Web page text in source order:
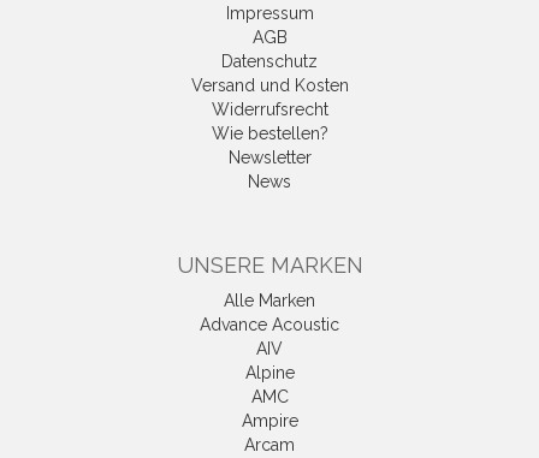
Impressum
AGB
Datenschutz
Versand und Kosten
Widerrufsrecht
Wie bestellen?
Newsletter
News
UNSERE MARKEN
Alle Marken
Advance Acoustic
AIV
Alpine
AMC
Ampire
Arcam